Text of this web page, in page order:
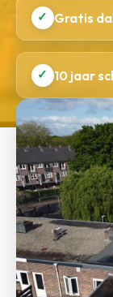
✓ Gratis
✓ 10 jaar